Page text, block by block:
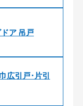
ア 吊戸
広引戸･片引